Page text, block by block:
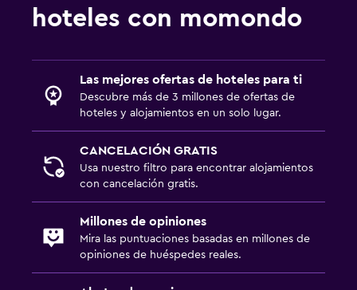
hoteles con momondo
Las mejores ofertas de hoteles para ti
Descubre más de 3 millones de ofertas de
hoteles y alojamientos en un solo lugar.
CANCELACIÓN GRATIS
Usa nuestro filtro para encontrar alojamientos
con cancelación gratis.
Millones de opiniones
Mira las puntuaciones basadas en millones de
opiniones de huéspedes reales.